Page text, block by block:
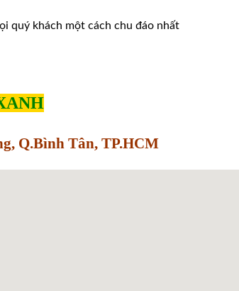
quý khách một cách chu đáo nhất
Q.Bình Tân, TP.HCM